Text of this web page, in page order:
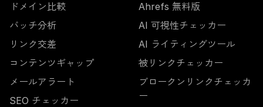
ドメイン比較
バッチ分析
リンク交差
コンテンツギャップ
メールアラート
SEO チェッカー
Ahrefs 無料版
AI 可視性チェッカー
AI ライティングツール
被リンクチェッカー
ブロークンリンクチェッカ
ー